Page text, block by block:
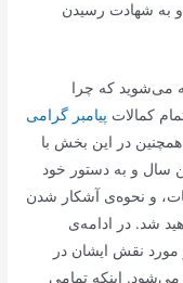
و به شهادت رسیدن
می‌شوید که چرا
کمالات پیامبر گرامی
در این بخش با
سال و به دستور خود
و نحوه‌ی آشکار شدن
شد. در ادامه‌ی
مورد نقش ایشان در
اینکه تمامی